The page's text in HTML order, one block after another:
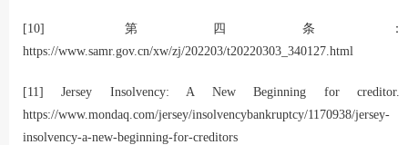
[10]
第四条：
https://www.samr.gov.cn/xw/zj/202203/t20220303_340127.html
[11]
Jersey Insolvency: A New Beginning for creditor.
https://www.mondaq.com/jersey/insolvencybankruptcy/1170938/jersey-
insolvency-a-new-beginning-for-creditors